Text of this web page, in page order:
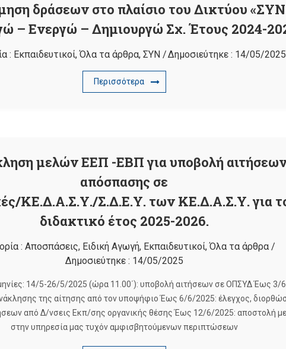
δράσεων στο πλαίσιο του Δικτύου
– Ενεργώ – Δημιουργώ Σχ. Έτους 2024-
: Εκπαιδευτικοί,Όλα τα άρθρα, ΣΥΝ /Δημοσιεύτηκε : 14/05/2025
Περισσότερα
μελών ΕΕΠ -ΕΒΠ για υποβολή
απόσπασης σε
ΚΕ.Δ.Α.Σ.Υ./Σ.Δ.Ε.Υ. των ΚΕ.Δ.Α.Σ.Υ. για
διδακτικό έτος 2025-2026.
: Αποσπάσεις, Ειδική Αγωγή, Εκπαιδευτικοί,Όλα τα άρθρα/
Δημοσιεύτηκε : 14/05/2025
14/5-26/5/2025 (ώρα 11.00΄): υποβολή αιτήσεων σε ΟΠΣΥΔ Έως 3/
της αίτησης από τον υποψήφιο Έως 6/6/2025: έλεγχος,
από Δ/νσεις Εκπ/σης οργανικής θέσης Έως 12/6/2025: αποστολή
στην υπηρεσία μας τυχόν αμφισβητούμενων περιπτώσεων